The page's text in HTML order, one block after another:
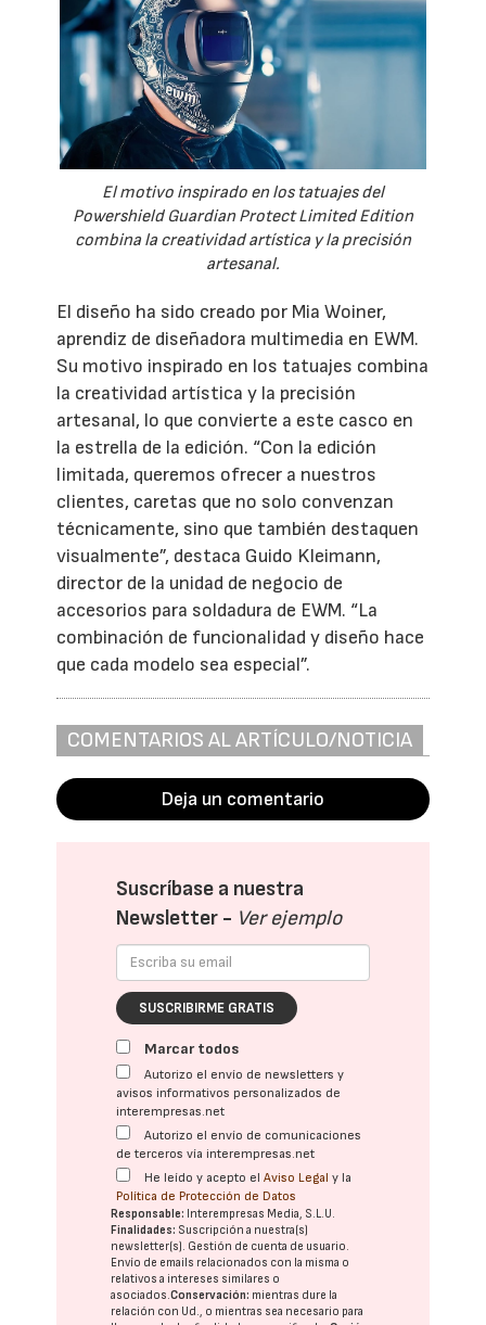
El motivo inspirado en los tatuajes del
Powershield Guardian Protect Limited Edition
combina la creatividad artística y la precisión
artesanal.
El diseño ha sido creado por Mia Woiner,
aprendiz de diseñadora multimedia en EWM.
Su motivo inspirado en los tatuajes combina
la creatividad artística y la precisión
artesanal, lo que convierte a este casco en
la estrella de la edición. “Con la edición
limitada, queremos ofrecer a nuestros
clientes, caretas que no solo convenzan
técnicamente, sino que también destaquen
visualmente”, destaca Guido Kleimann,
director de la unidad de negocio de
accesorios para soldadura de EWM. “La
combinación de funcionalidad y diseño hace
que cada modelo sea especial”.
COMENTARIOS AL ARTÍCULO/NOTICIA
Deja un comentario
Suscríbase a nuestra
Newsletter - Ver ejemplo
SUSCRIBIRME GRATIS
Marcar todos
Autorizo el envío de newsletters y
avisos informativos personalizados de
interempresas.net
Autorizo el envío de comunicaciones
de terceros vía interempresas.net
He leído y acepto elAviso Legal y la
Política de Protección de Datos
Responsable: Interempresas Media, S.L.U.
Finalidades: Suscripción a nuestra(s)
newsletter(s). Gestión de cuenta de usuario.
Envío de emails relacionados con la misma o
relativos a intereses similares o
asociados.Conservación: mientras dure la
relación con Ud., o mientras sea necesario para